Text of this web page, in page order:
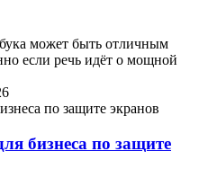
может быть отличным
если речь идёт о мощной
бизнеса по защите